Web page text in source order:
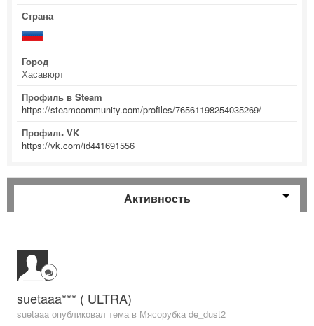
Страна
Город
Хасавюрт
Профиль в Steam
https://steamcommunity.com/profiles/76561198254035269/
Профиль VK
https://vk.com/id441691556
Активность
suetaaa*** ( ULTRA)
suetaaa опубликовал тема в Мясорубка de_dust2